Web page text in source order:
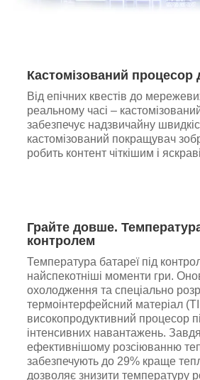
Кастомізований процесор
Від епічних квестів до
реальному часі –
забезпечує надзвичайну
кастомізований покращувач
робить контент чіткішим і
Грайте довше.
контролем
Температура батареї під
найспекотніші моменти гри.
охолодження та спеціально
термоінтерфейсний матеріал
високопродуктивний процесор
інтенсивних навантажень.
ефективнішому розсіюванню
забезпечують до 29% краще
дозволяє знизити температуру